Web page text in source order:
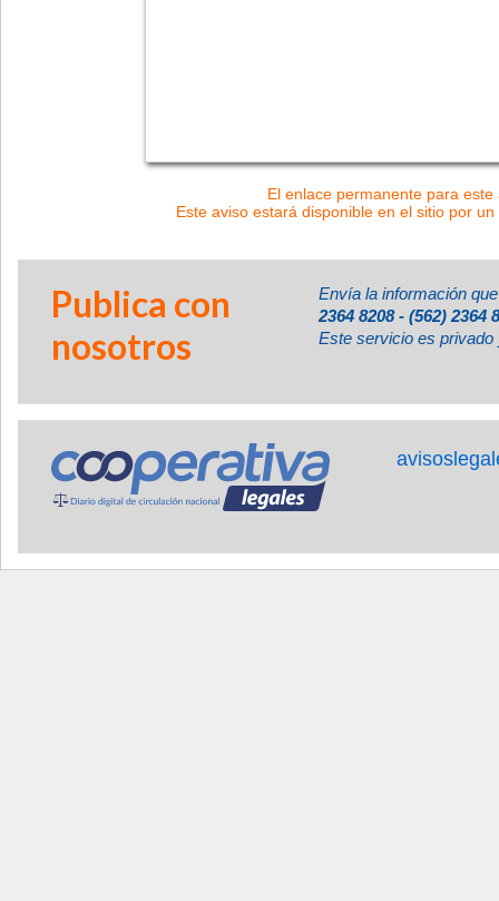
El enlace permanente para
Este aviso estará disponible en el sitio por
Publica con
nosotros
Envía la información
2364 8208 - (562) 2364
Este servicio es privado